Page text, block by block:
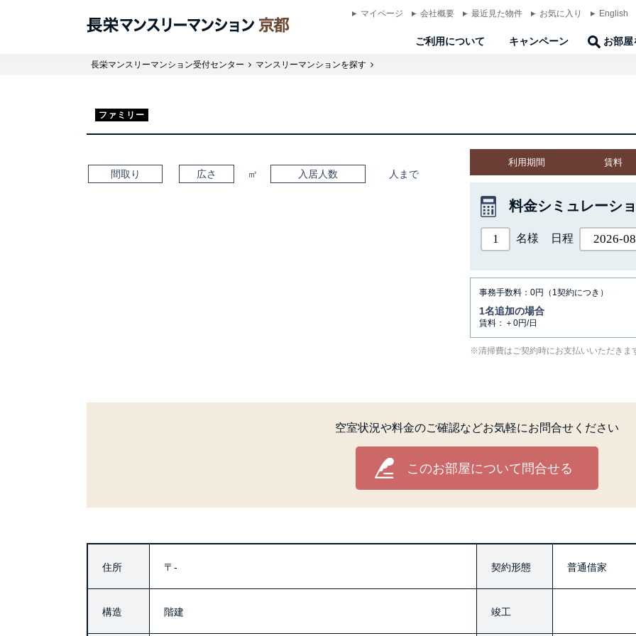
マイページ 会社概要 最近見た物件 お気に入り English
ご利用について キャンペーン お部屋
長栄マンスリーマンション受付センター マンスリーマンションを探す
ファミリー
間取り 広さ ㎡ 入居人数 人まで
利用期間 賃料
料金シミュレーシ
名様 日程
事務手数料：0円（1契約につき）
1名追加の場合
賃料：＋0円/日
清掃費はご契約時にお支払いいただきま
空室状況や料金のご確認などお気軽にお問合せください
このお部屋について問合せる
住所 〒- 契約形態 普通借家
構造 階建 竣工